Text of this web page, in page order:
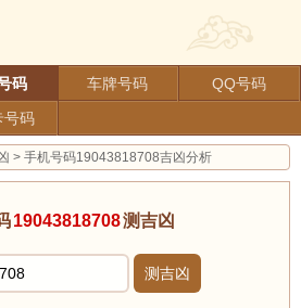
码 车牌号码
QQ号码
号码
> 手机号码19043818708吉凶分析
19043818708测吉凶
测吉凶